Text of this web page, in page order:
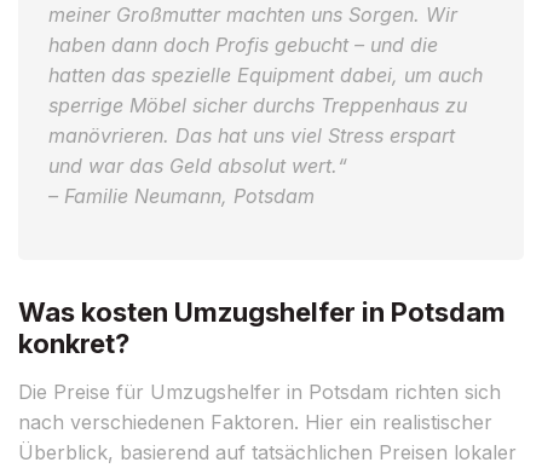
meiner Großmutter machten uns Sorgen. Wir
haben dann doch Profis gebucht – und die
hatten das spezielle Equipment dabei, um auch
sperrige Möbel sicher durchs Treppenhaus zu
manövrieren. Das hat uns viel Stress erspart
und war das Geld absolut wert.“
– Familie Neumann, Potsdam
Was kosten Umzugshelfer in Potsdam
konkret?
Die Preise für Umzugshelfer in Potsdam richten sich
nach verschiedenen Faktoren. Hier ein realistischer
Überblick, basierend auf tatsächlichen Preisen lokaler